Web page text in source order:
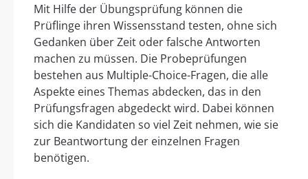
Mit Hilfe der Übungsprüfung können die
Prüflinge ihren Wissensstand testen, ohne sich
Gedanken über Zeit oder falsche Antworten
machen zu müssen. Die Probeprüfungen
bestehen aus Multiple-Choice-Fragen, die alle
Aspekte eines Themas abdecken, das in den
Prüfungsfragen abgedeckt wird. Dabei können
sich die Kandidaten so viel Zeit nehmen, wie sie
zur Beantwortung der einzelnen Fragen
benötigen.